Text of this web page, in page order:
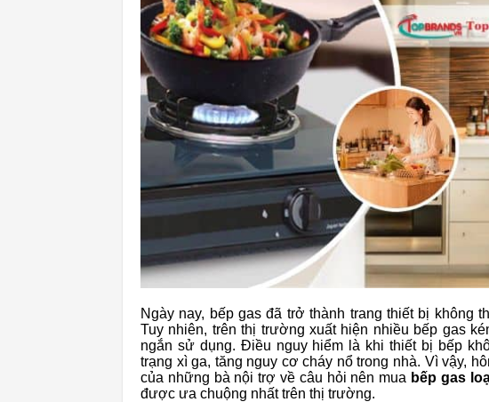
Ngày nay, bếp gas đã trở thành trang thiết bị không
Tuy nhiên, trên thị trường xuất hiện nhiều bếp gas
ngắn sử dụng. Điều nguy hiểm là khi thiết bị bếp
trạng xì ga, tăng nguy cơ cháy nổ trong nhà. Vì vậy,
của những bà nội trợ về câu hỏi nên mua bếp gas
được ưa chuộng nhất trên thị trường.